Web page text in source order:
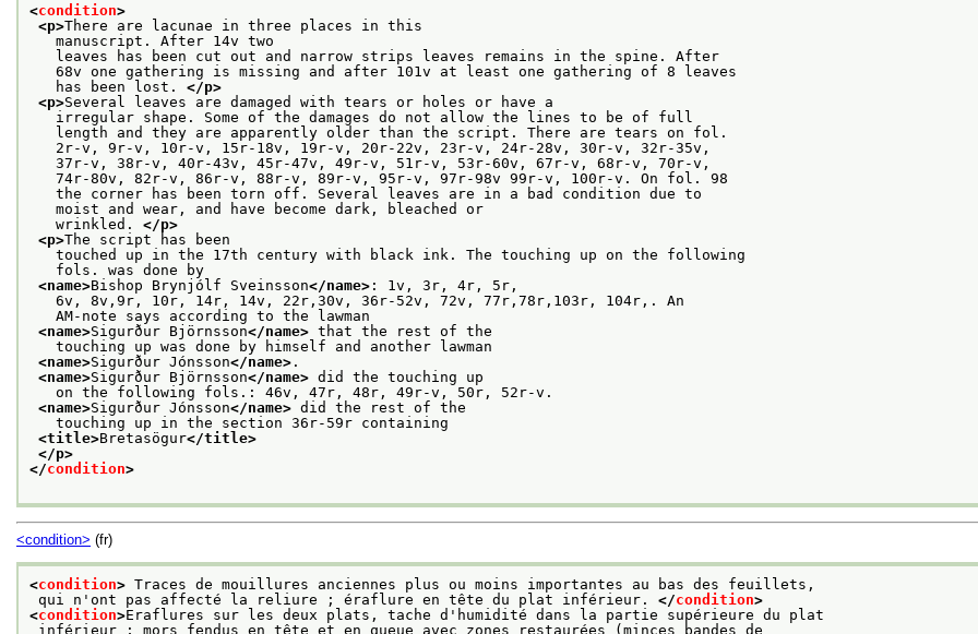
<condition>
<p>There are lacunae in three places in this
manuscript. After 14v two
leaves has been cut out and narrow strips leaves remains in the spine. After
68v one gathering is missing and after 101v at least one gathering of 8 leaves
has been lost. </p>
<p>Several leaves are damaged with tears or holes or have a
irregular shape. Some of the damages do not allow the lines to be of full
length and they are apparently older than the script. There are tears on fol.
2r-v, 9r-v, 10r-v, 15r-18v, 19r-v, 20r-22v, 23r-v, 24r-28v, 30r-v, 32r-35v,
37r-v, 38r-v, 40r-43v, 45r-47v, 49r-v, 51r-v, 53r-60v, 67r-v, 68r-v, 70r-v,
74r-80v, 82r-v, 86r-v, 88r-v, 89r-v, 95r-v, 97r-98v 99r-v, 100r-v. On fol. 98
the corner has been torn off. Several leaves are in a bad condition due to
moist and wear, and have become dark, bleached or
wrinkled. </p>
<p>The script has been
touched up in the 17th century with black ink. The touching up on the following
fols. was done by
<name>Bishop Brynjólf Sveinsson</name> : 1v, 3r, 4r, 5r,
6v, 8v,9r, 10r, 14r, 14v, 22r,30v, 36r-52v, 72v, 77r,78r,103r, 104r,. An
AM-note says according to the lawman
<name>Sigurður Björnsson</name> that the rest of the
touching up was done by himself and another lawman
<name>Sigurður Jónsson</name> .
<name>Sigurður Björnsson</name> did the touching up
on the following fols.: 46v, 47r, 48r, 49r-v, 50r, 52r-v.
<name>Sigurður Jónsson</name> did the rest of the
touching up in the section 36r-59r containing
<title>Bretasögur</title>
</p>
</condition>
<condition> (fr)
<condition> Traces de mouillures anciennes plus ou moins importantes au bas des feuillets,
qui n'ont pas affecté la reliure ; éraflure en tête du plat inférieur. </condition>
<condition>Eraflures sur les deux plats, tache d'humidité dans la partie supérieure du plat
inférieur ; mors fendus en tête et en queue avec zones restaurées (minces bandes de